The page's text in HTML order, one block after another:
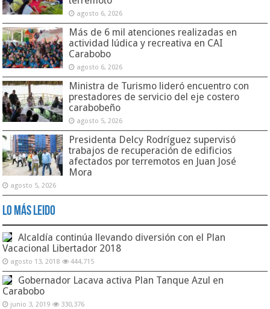
agosto 6, 2026
Más de 6 mil atenciones realizadas en
actividad lúdica y recreativa en CAI
Carabobo
agosto 6, 2026
Ministra de Turismo lideró encuentro con
prestadores de servicio del eje costero
carabobeño
agosto 5, 2026
Presidenta Delcy Rodríguez supervisó
trabajos de recuperación de edificios
afectados por terremotos en Juan José
Mora
agosto 5, 2026
Lo Más Leido
Alcaldía continúa llevando diversión con el Plan
Vacacional Libertador 2018
agosto 13, 2018 444,715
Gobernador Lacava activa Plan Tanque Azul en
Carabobo
junio 3, 2019 330,376